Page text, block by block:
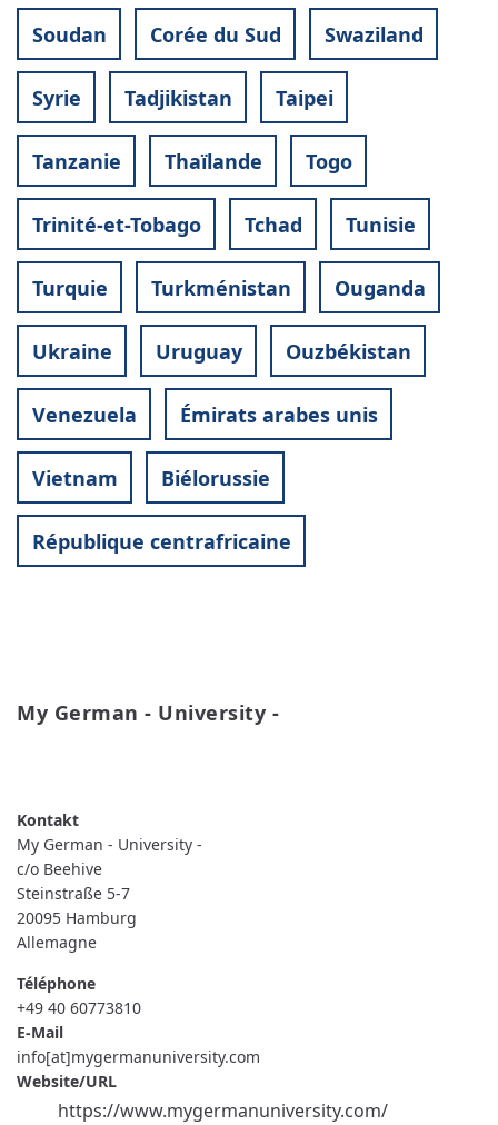
Soudan Corée du Sud Swaziland
Syrie Tadjikistan Taipei
Tanzanie Thaïlande Togo
Trinité-et-Tobago Tchad Tunisie
Turquie Turkménistan Ouganda
Ukraine Uruguay Ouzbékistan
Venezuela Émirats arabes unis
Vietnam Biélorussie
République centrafricaine
My German - University -
UNIVERSITY
-
My German - University -
c/o Beehive
Steinstraße 5-7
20095 Hamburg
Allemagne
Téléphone
+49 40 60773810
E-Mail
info[at]mygermanuniversity.com
Website/URL
https://www.mygermanuniversity.com/